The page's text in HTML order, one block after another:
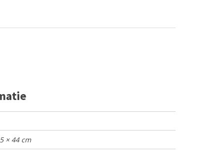
× 44 cm